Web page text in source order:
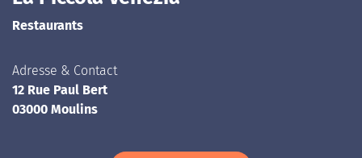
Restaurants
Adresse & Contact
12 Rue Paul Bert
03000 Moulins